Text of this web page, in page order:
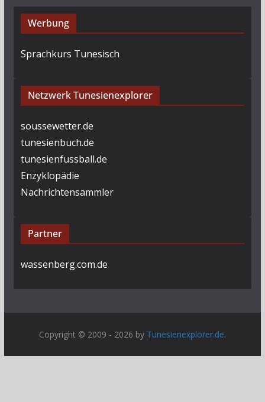
Werbung
Sprachkurs Tunesisch
Netzwerk Tunesienexplorer
soussewetter.de
tunesienbuch.de
tunesienfussball.de
Enzyklopädie
Nachrichtensammler
Partner
wassenberg.com.de
Copyright © 2009 - 2026 by Tunesienexplorer.de.